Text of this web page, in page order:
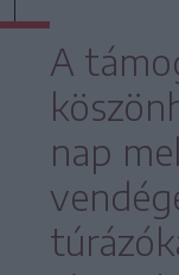
A
nap